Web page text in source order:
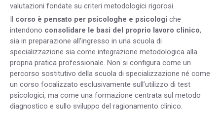
valutazioni fondate su criteri metodologici rigorosi.
Il corso è pensato per psicologhe e psicologi che
intendono consolidare le basi del proprio lavoro clinico,
sia in preparazione all’ingresso in una scuola di
specializzazione sia come integrazione metodologica alla
propria pratica professionale. Non si configura come un
percorso sostitutivo della scuola di specializzazione né come
un corso focalizzato esclusivamente sull’utilizzo di test
psicologici, ma come una formazione centrata sul metodo
diagnostico e sullo sviluppo del ragionamento clinico.